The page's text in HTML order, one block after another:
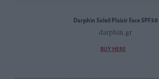
Darphin Soleil Plaisir Face SPF50
darphin.gr
BUY HERE